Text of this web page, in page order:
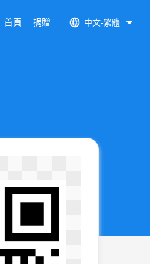
首頁 捐贈 中文-繁體